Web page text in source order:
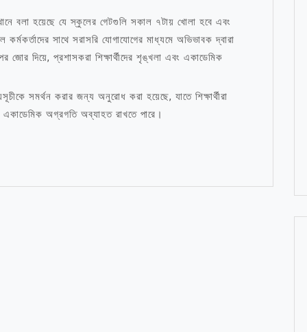
বলা হয়েছে যে স্কুলের গেটগুলি সকাল ৭টায় খোলা হবে এবং
সাথে সরাসরি যোগাযোগের মাধ্যমে অভিভাবক দ্বারা
দিয়ে, প্রশাসকরা শিক্ষার্থীদের শৃঙ্খলা এবং একাডেমিক
সমর্থন করার জন্য অনুরোধ করা হয়েছে, যাতে শিক্ষার্থীরা
একাডেমিক অগ্রগতি অব্যাহত রাখতে পারে।